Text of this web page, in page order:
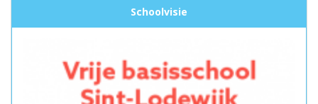
Schoolvisie